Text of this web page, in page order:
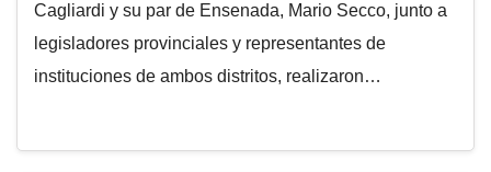
Cagliardi y su par de Ensenada, Mario Secco, junto a
legisladores provinciales y representantes de
instituciones de ambos distritos, realizaron…